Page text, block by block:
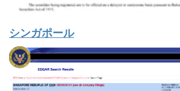
シンガポール